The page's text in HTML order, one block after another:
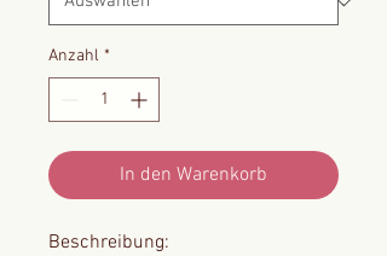
Anzahl *
In den Warenkorb
Beschreibung: